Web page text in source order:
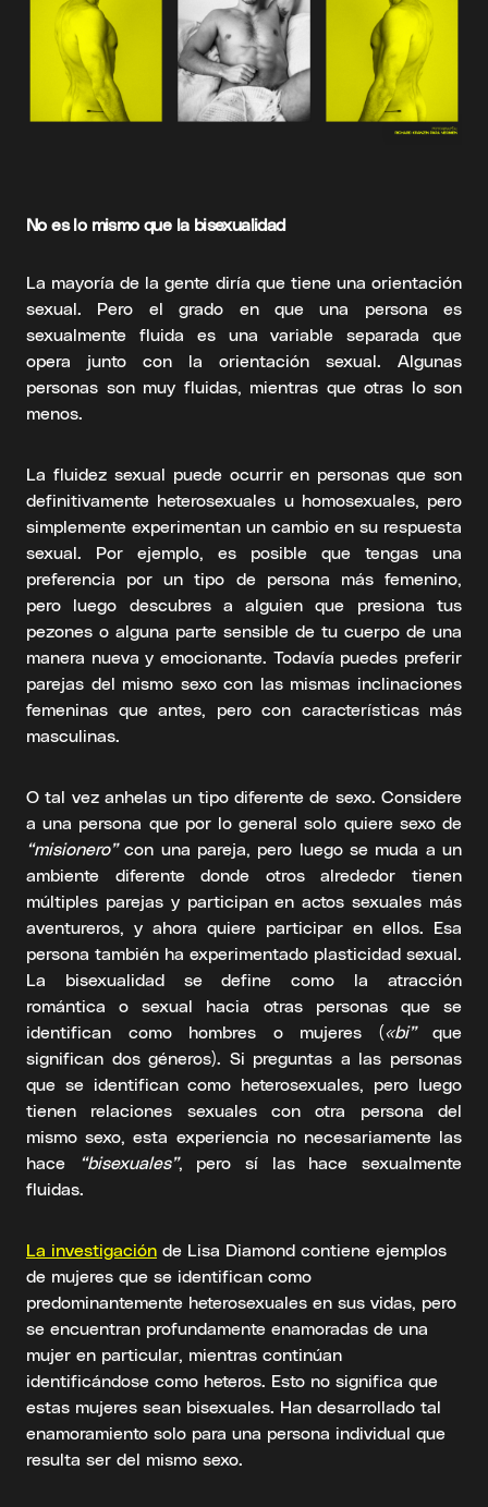
No es lo mismo que la bisexualidad
La mayoría de la gente diría que tiene una orientación
sexual. Pero el grado en que una persona es
sexualmente fluida es una variable separada que
opera junto con la orientación sexual. Algunas
personas son muy fluidas, mientras que otras lo son
menos.
La fluidez sexual puede ocurrir en personas que son
definitivamente heterosexuales u homosexuales, pero
simplemente experimentan un cambio en su respuesta
sexual. Por ejemplo, es posible que tengas una
preferencia por un tipo de persona más femenino,
pero luego descubres a alguien que presiona tus
pezones o alguna parte sensible de tu cuerpo de una
manera nueva y emocionante. Todavía puedes preferir
parejas del mismo sexo con las mismas inclinaciones
femeninas que antes, pero con características más
masculinas.
O tal vez anhelas un tipo diferente de sexo. Considere
a una persona que por lo general solo quiere sexo de
“misionero”con una pareja, pero luego se muda a un
ambiente diferente donde otros alrededor tienen
múltiples parejas y participan en actos sexuales más
aventureros, y ahora quiere participar en ellos. Esa
persona también ha experimentado plasticidad sexual.
La bisexualidad se define como la atracción
romántica o sexual hacia otras personas que se
identifican como hombres o mujeres («bi” que
significan dos géneros). Si preguntas a las personas
que se identifican como heterosexuales, pero luego
tienen relaciones sexuales con otra persona del
mismo sexo, esta experiencia no necesariamente las
hace “bisexuales”, pero sí las hace sexualmente
fluidas.
La investigación de Lisa Diamond contiene ejemplos
de mujeres que se identifican como
predominantemente heterosexuales en sus vidas, pero
se encuentran profundamente enamoradas de una
mujer en particular, mientras continúan
identificándose como heteros. Esto no significa que
estas mujeres sean bisexuales. Han desarrollado tal
enamoramiento solo para una persona individual que
resulta ser del mismo sexo.